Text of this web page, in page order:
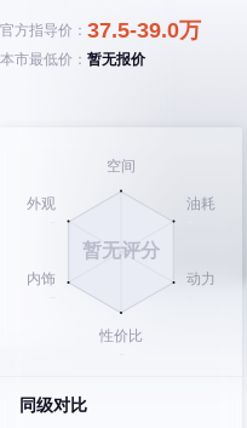
官方指导价： 37.5-39.0万
本市最低价： 暂无报价
同级对比